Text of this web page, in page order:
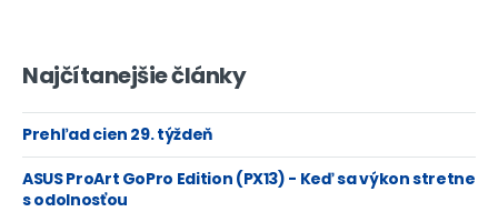
Najčítanejšie články
Prehľad cien 29. týždeň
ASUS ProArt GoPro Edition (PX13) - Keď sa výkon stretne
s odolnosťou